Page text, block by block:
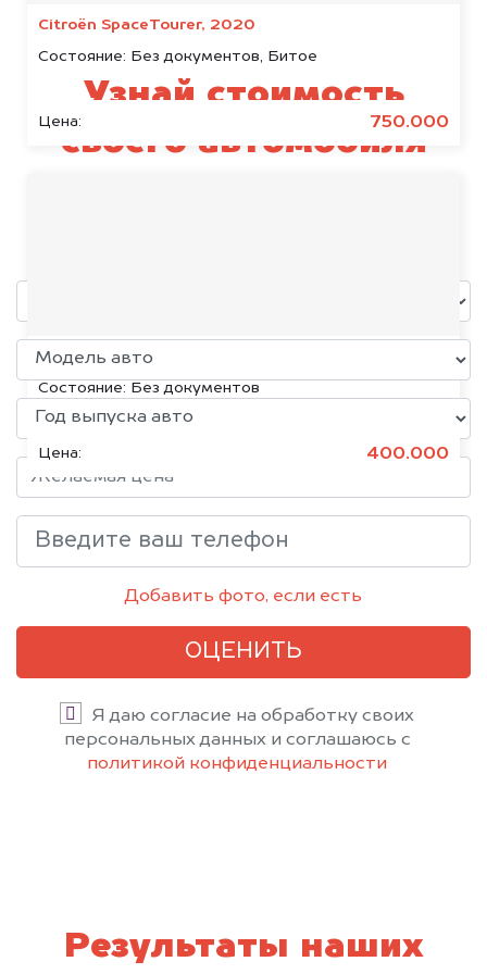
Citroën SpaceTourer, 2020
Состояние: Без документов, Битое
Цена: 750.000
Volkswagen Jetta, 2015
Состояние: Без документов
Цена: 400.000
Узнай стоимость
своего автомобиля
Добавить фото, если есть
ОЦЕНИТЬ
Я даю согласие на обработку своих
персональных данных и соглашаюсь с
политикой конфиденциальности
Результаты наших